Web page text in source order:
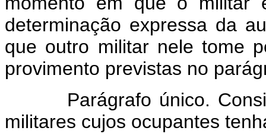
determinação expressa da
que outro militar nele tome
provimento previstas no
Parágrafo único.
militares cujos ocupantes